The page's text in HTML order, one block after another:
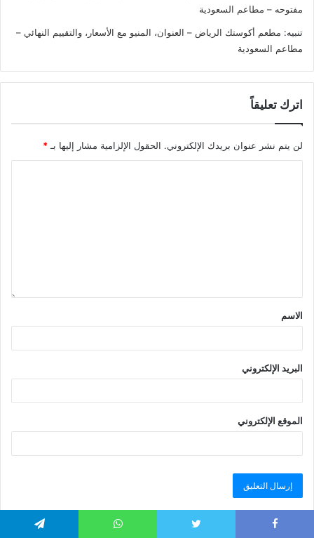
مفتوحه – مطاعم السعودية
تنبيه: مطعم أكوستك الرياض – العنوان، المنيو مع الأسعار، والتقييم النهائي –
مطاعم السعودية
اترك تعليقاً
لن يتم نشر عنوان بريدك الإلكتروني. الحقول الإلزامية مشار إليها بـ *
الاسم
البريد الإلكتروني
الموقع الإلكتروني